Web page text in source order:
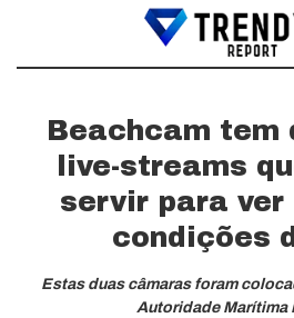
Beachcam tem
live-streams
servir para ver
condições
Estas duas câmaras foram
Autoridade Marítima